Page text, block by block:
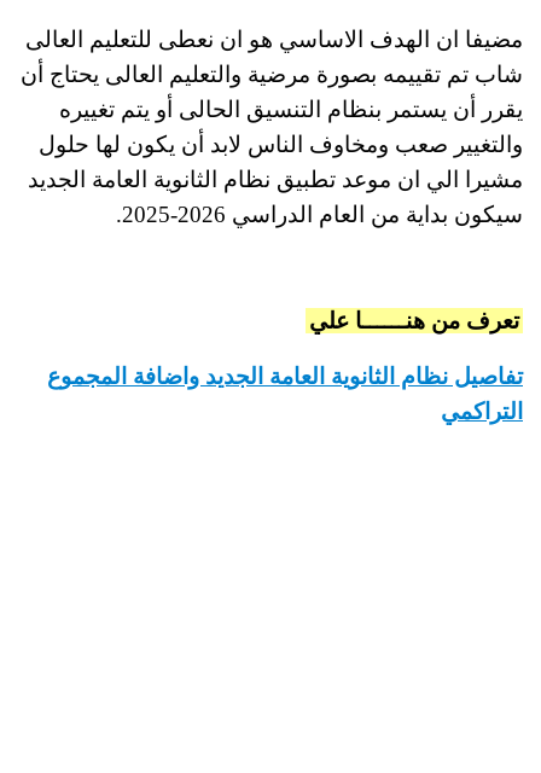
مضيفا ان الهدف الاساسي هو ان نعطى للتعليم العالى
شاب تم تقييمه بصورة مرضية والتعليم العالى يحتاج أن
يقرر أن يستمر بنظام التنسيق الحالى أو يتم تغييره
والتغيير صعب ومخاوف الناس لابد أن يكون لها حلول
مشيرا الي ان موعد تطبيق نظام الثانوية العامة الجديد
سيكون بداية من العام الدراسي 2026-2025.
تعرف من هنــــــا علي
تفاصيل نظام الثانوية العامة الجديد واضافة المجموع
التراكمي